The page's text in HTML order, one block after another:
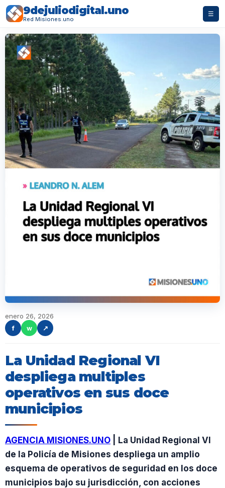
9dejuliodigital.uno
Red Misiones.uno
☰
enero 26, 2026
f
w ↗
La Unidad Regional VI
despliega multiples
operativos en sus doce
municipios
AGENCIA MISIONES.UNO | La Unidad Regional VI
de la Policía de Misiones despliega un amplio
esquema de operativos de seguridad en los doce
municipios bajo su jurisdicción, con acciones